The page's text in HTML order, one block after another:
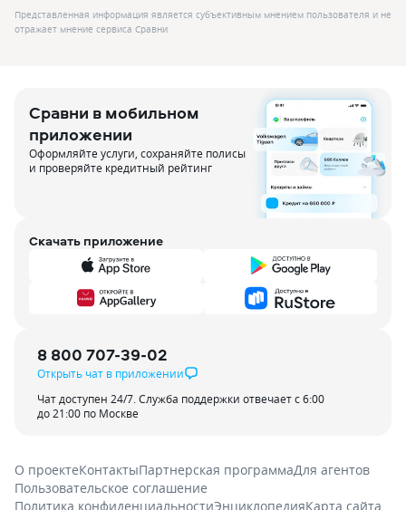
Представленная информация является субъективным мнением пользователя и не
отражает мнение сервиса Сравни
Сравни в мобильном
приложении
Оформляйте услуги, сохраняйте полисы
и проверяйте кредитный рейтинг
Скачать приложение
8 800 707-39-02
Открыть чат в приложении
Чат доступен 24/7. Служба поддержки отвечает с 6:00
до 21:00 по Москве
О проектеКонтактыПартнерская программаДля агентов
Пользовательское соглашение
Политика конфиденциальностиЭнциклопедияКарта сайта